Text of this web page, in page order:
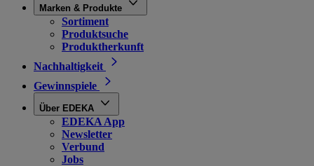
Marken & Produkte
Sortiment
Produktsuche
Produktherkunft
Nachhaltigkeit
Gewinnspiele
Über EDEKA
EDEKA App
Newsletter
Verbund
Jobs